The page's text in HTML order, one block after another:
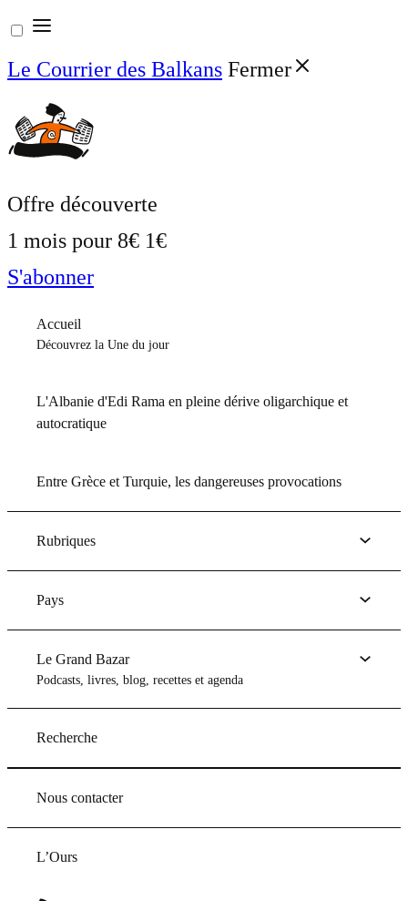
Aller
au
contenu
Le Courrier des Balkans Fermer
Offre découverte
1 mois pour 8€ 1€
S'abonner
Accueil
Découvrez la Une du jour
L'Albanie d'Edi Rama en pleine dérive oligarchique et
autocratique
Entre Grèce et Turquie, les dangereuses provocations
Rubriques
Pays
Le Grand Bazar
Podcasts, livres, blog, recettes et agenda
Recherche
Nous contacter
L’Ours